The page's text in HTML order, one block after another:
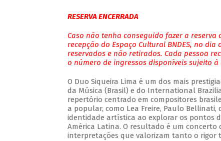
RESERVA ENCERRADA
Caso não tenha conseguido fazer a
recepção do Espaço Cultural BNDES, no
reservados e não retirados. Cada pessoa
o número de ingressos disponíveis sujeito
O Duo Siqueira Lima é um dos mais
da Música (Brasil) e do International
repertório centrado em compositores
a popular, como Lea Freire, Paulo
identidade artística ao explorar os pontos
América Latina. O resultado é um concerto
interpretações que valorizam tanto o rigor